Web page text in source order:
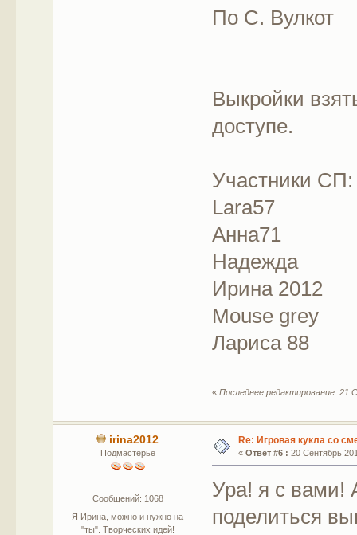
По С. Вулкот
Выкройки
доступе.
Участники СП:
Lara57
Анна71
Надежда
Ирина 2012
Mouse grey
Лариса 88
«Последнее редактирование: 21
irina2012
Подмастерье
Сообщений: 1068
Я Ирина, можно и нужно на
"ты". Творческих идей!
Re: Игровая кукла со
« Ответ #6 : 20 Сентябрь
Ура! я с
поделиться